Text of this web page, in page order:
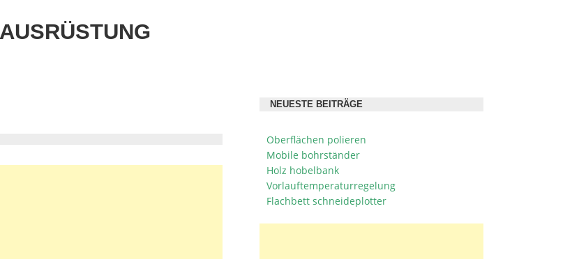
NEUESTE BEITRÄGE
Oberflächen polieren
Mobile bohrständer
Holz hobelbank
Vorlauftemperaturregelung
Flachbett schneideplotter